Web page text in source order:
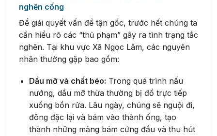
nghẽn cống
Để giải quyết vấn đề tận gốc, trước hết chúng ta
cần hiểu rõ các “thủ phạm” gây ra tình trạng tắc
nghẽn. Tại khu vực Xã Ngọc Lâm, các nguyên
nhân thường gặp bao gồm:
Dầu mỡ và chất béo: Trong quá trình nấu
nướng, dầu mỡ thừa thường bị đổ trực tiếp
xuống bồn rửa. Lâu ngày, chúng sẽ nguội đi,
đông đặc lại và bám vào thành ống, tạo
thành những mảng bám cứng đầu và thu hút